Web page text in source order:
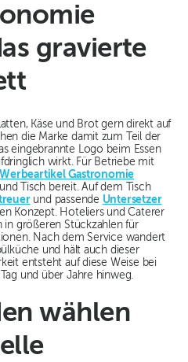
gravierte
Käse und Brot gern direkt auf
die Marke damit zum Teil der
eingebrannte Logo beim Essen
wirkt. Für Betriebe mit
Werbeartikel Gastronomie
Tisch bereit. Auf dem Tisch
und passende Untersetzer
Konzept. Hoteliers und Caterer
in größeren Stückzahlen für
Nach dem Service wandert
und hält auch dieser
entsteht auf diese Weise bei
und über Jahre hinweg.
wählen